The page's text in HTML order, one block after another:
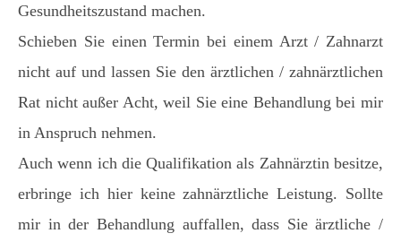
Gesundheitszustand machen.
Schieben Sie einen Termin bei einem Arzt / Zahnarzt
nicht auf und lassen Sie den ärztlichen / zahnärztlichen
Rat nicht außer Acht, weil Sie eine Behandlung bei mir
in Anspruch nehmen.
Auch wenn ich die Qualifikation als Zahnärztin besitze,
erbringe ich hier keine zahnärztliche Leistung. Sollte
mir in der Behandlung auffallen, dass Sie ärztliche /